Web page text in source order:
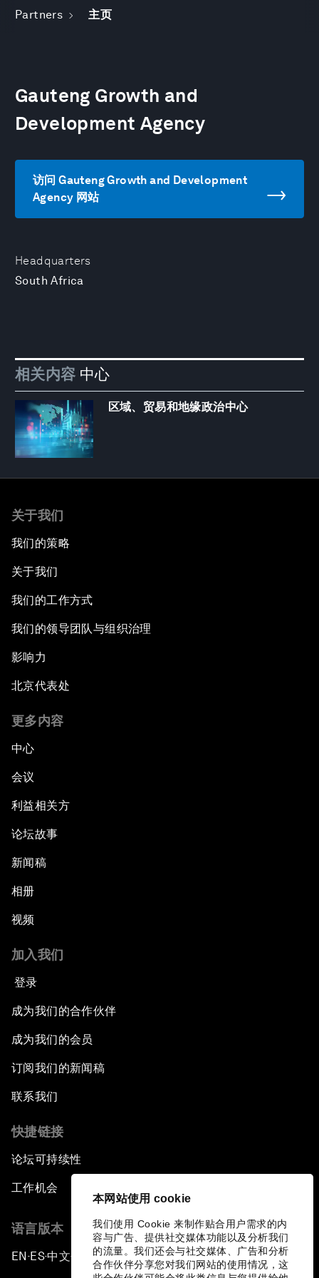
本网站使用 cookie
我们使用 Cookie 来制作贴合用户需求的内
容与广告、提供社交媒体功能以及分析我们
的流量。我们还会与社交媒体、广告和分析
合作伙伴分享您对我们网站的使用情况，这
Partners 主页
Headquarters
South Africa
Gauteng Growth and
Development Agency
访问 Gauteng Growth and Development
Agency 网站
相关内容 中心
区域、贸易和地缘政治中心
关于我们
我们的策略
关于我们
我们的工作方式
我们的领导团队与组织治理
影响力
北京代表处
更多内容
中心
会议
利益相关方
论坛故事
新闻稿
相册
视频
加入我们
登录
成为我们的合作伙伴
成为我们的会员
订阅我们的新闻稿
联系我们
快捷链接
论坛可持续性
工作机会
语言版本
EN ▪ES▪中文▪ 日本語